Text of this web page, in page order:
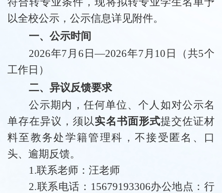
以全校公示，公示信息详见附件。
一、公示时间
2026年7月6日—2026年7月10日（共5个
工作日）
二、异议反馈要求
公示期内，任何单位、个人如对公示名
单存在异议，须以实名书面形式提交佐证材
料至教务处学籍管理科，不接受匿名、口
头、逾期反馈。
1.联系老师： 汪老师
2.联系电话： 15679193306办公地点：行